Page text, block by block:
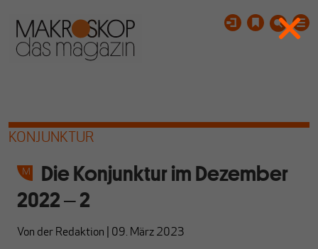
KONJUNKTUR
Die Konjunktur im Dezember
2022 ‒ 2
Von der Redaktion 09. März 2023